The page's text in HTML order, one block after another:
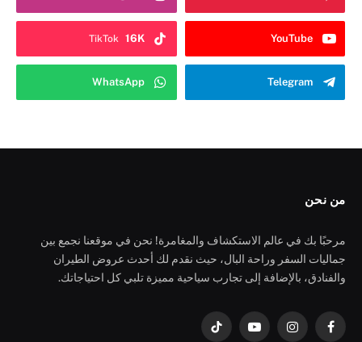
YouTube
TikTok 16K
Telegram
WhatsApp
من نحن
مرحبًا بك في عالم الاستكشاف والمغامرة! نحن في موقعنا نجمع بين
جماليات السفر وراحة البال، حيث نقدم لك أحدث عروض الطيران
والفنادق، بالإضافة إلى تجارب سياحية مميزة تلبي كل احتياجاتك.
فيسبوكالانستغراميوتيوب تيكتوك